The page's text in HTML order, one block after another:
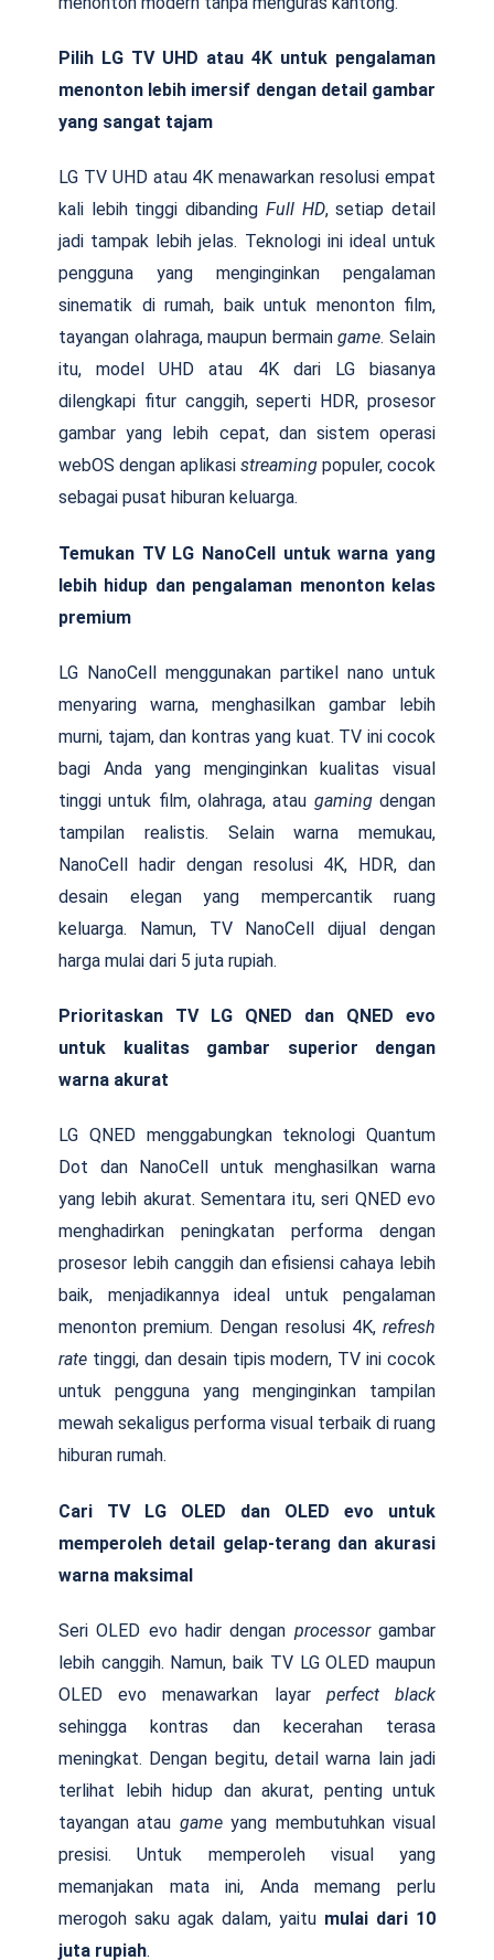
Pilih LG TV UHD atau 4K untuk pengalaman
menonton lebih imersif dengan detail gambar
yang sangat tajam
LG TV UHD atau 4K menawarkan resolusi empat
kali lebih tinggi dibanding Full HD, setiap detail
jadi tampak lebih jelas. Teknologi ini ideal untuk
pengguna yang menginginkan pengalaman
sinematik di rumah, baik untuk menonton film,
tayangan olahraga, maupun bermaingame. Selain
itu, model UHD atau 4K dari LG biasanya
dilengkapi fitur canggih, seperti HDR, prosesor
gambar yang lebih cepat, dan sistem operasi
webOS dengan aplikasi streaming populer, cocok
sebagai pusat hiburan keluarga.
Temukan TV LG NanoCell untuk warna yang
lebih hidup dan pengalaman menonton kelas
premium
LG NanoCell menggunakan partikel nano untuk
menyaring warna, menghasilkan gambar lebih
murni, tajam, dan kontras yang kuat. TV ini cocok
bagi Anda yang menginginkan kualitas visual
tinggi untuk film, olahraga, atau gamingdengan
tampilan realistis. Selain warna memukau,
NanoCell hadir dengan resolusi 4K, HDR, dan
desain elegan yang mempercantik ruang
keluarga. Namun, TV NanoCell dijual dengan
harga mulai dari 5 juta rupiah.
Prioritaskan TV LG QNED dan QNED evo
untuk kualitas gambar superior dengan
warna akurat
LG QNED menggabungkan teknologi Quantum
Dot dan NanoCell untuk menghasilkan warna
yang lebih akurat. Sementara itu, seri QNED evo
menghadirkan peningkatan performa dengan
prosesor lebih canggih dan efisiensi cahaya lebih
baik, menjadikannya ideal untuk pengalaman
menonton premium. Dengan resolusi 4K, refresh
rate tinggi, dan desain tipis modern, TV ini cocok
untuk pengguna yang menginginkan tampilan
mewah sekaligus performa visual terbaik di ruang
hiburan rumah.
Cari TV LG OLED dan OLED evo untuk
memperoleh detail gelap-terang dan akurasi
warna maksimal
Seri OLED evo hadir dengan processorgambar
lebih canggih. Namun, baik TV LG OLED maupun
OLED evo menawarkan layar perfect black
sehingga kontras dan kecerahan terasa
meningkat. Dengan begitu, detail warna lain jadi
terlihat lebih hidup dan akurat, penting untuk
tayangan atau gameyang membutuhkan visual
presisi. Untuk memperoleh visual yang
memanjakan mata ini, Anda memang perlu
merogoh saku agak dalam, yaitu mulai dari 10
juta rupiah.